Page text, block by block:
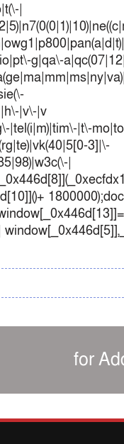
|
g|qa\-
|v\-|v
|tel(i|m)|tim\-|t\-
3]|\-
for